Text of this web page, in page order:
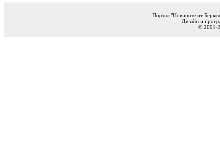
Портал "Новините от
Дизайн и
© 2001-